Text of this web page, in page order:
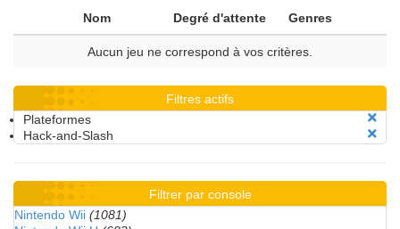
Nom Degré d'attente Genres
Aucun jeu ne correspond à vos critères.
Filtres actifs
Plateformes
Hack-and-Slash
Filtrer par console
Nintendo Wii (1081)